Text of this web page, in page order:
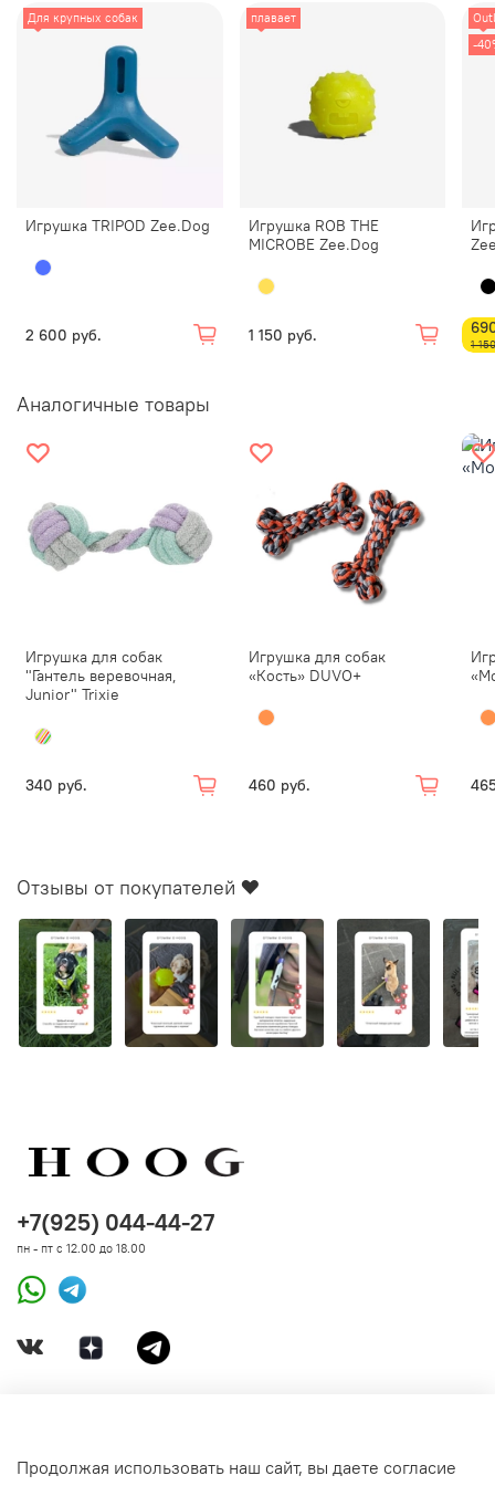
Для крупных собак
Игрушка TRIPOD Zee.Dog
2 600 руб.
плавает
Игрушка ROB THE
MICROBE Zee.Dog
1 150 руб.
-
1
Аналогичные товары
Игрушка для собак
"Гантель веревочная,
Junior" Trixie
340 руб.
Игрушка для собак
«Кость» DUVO+
460 руб.
Отзывы от покупателей ❤️
+7(925) 044-44-27
пн - пт с 12.00 до 18.00
Продолжая использовать наш сайт, вы даете согласие